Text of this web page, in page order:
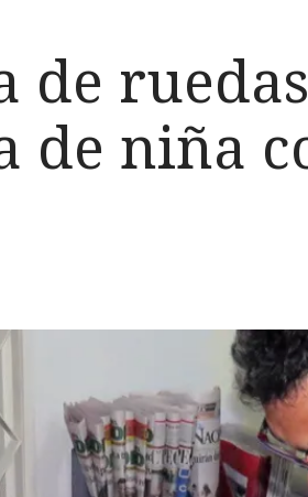
de
de niña